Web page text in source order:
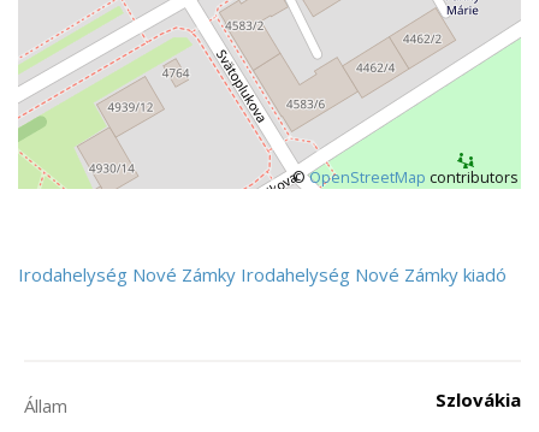
©OpenStreetMap contributors
Irodahelység Nové Zámky Irodahelység Nové Zámky kiadó
Állam
Szlovákia